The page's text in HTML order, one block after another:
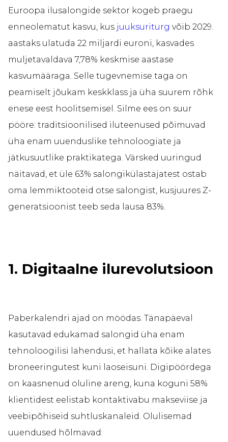
Euroopa ilusalongide sektor kogeb praegu
enneolematut kasvu, kus juuksuriturg võib 2029.
aastaks ulatuda 22 miljardi euroni, kasvades
muljetavaldava 7,78% keskmise aastase
kasvumääraga. Selle tugevnemise taga on
peamiselt jõukam keskklass ja üha suurem rõhk
enese eest hoolitsemisel. Silme ees on suur
pööre: traditsioonilised iluteenused põimuvad
üha enam uuenduslike tehnoloogiate ja
jätkusuutlike praktikatega. Värsked uuringud
näitavad, et üle 63% salongikülastajatest ostab
oma lemmiktooteid otse salongist, kusjuures Z-
generatsioonist teeb seda lausa 83%.
1. Digitaalne ilurevolutsioon
Paberkalendri ajad on möödas. Tänapäeval
kasutavad edukamad salongid üha enam
tehnoloogilisi lahendusi, et hallata kõike alates
broneeringutest kuni laoseisuni. Digipöördega
on kaasnenud oluline areng, kuna koguni 58%
klientidest eelistab kontaktivabu makseviise ja
veebipõhiseid suhtluskanaleid. Olulisemad
uuendused hõlmavad: